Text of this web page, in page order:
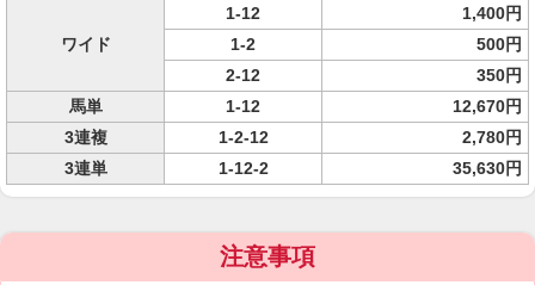
ワイド
1-12
1,400円
1-2
500円
2-12
350円
馬単
1-12
12,670円
3連複
1-2-12
2,780円
3連単
1-12-2 35,630円
注意事項